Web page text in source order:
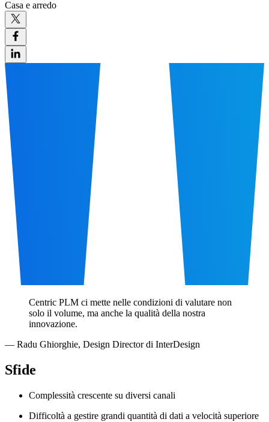
Casa e arredo
Centric PLM ci mette nelle condizioni di valutare non
solo il volume, ma anche la qualità della nostra
innovazione.
— Radu Ghiorghie, Design Director di InterDesign
Sfide
Complessità crescente su diversi canali
Difficoltà a gestire grandi quantità di dati a velocità superiore